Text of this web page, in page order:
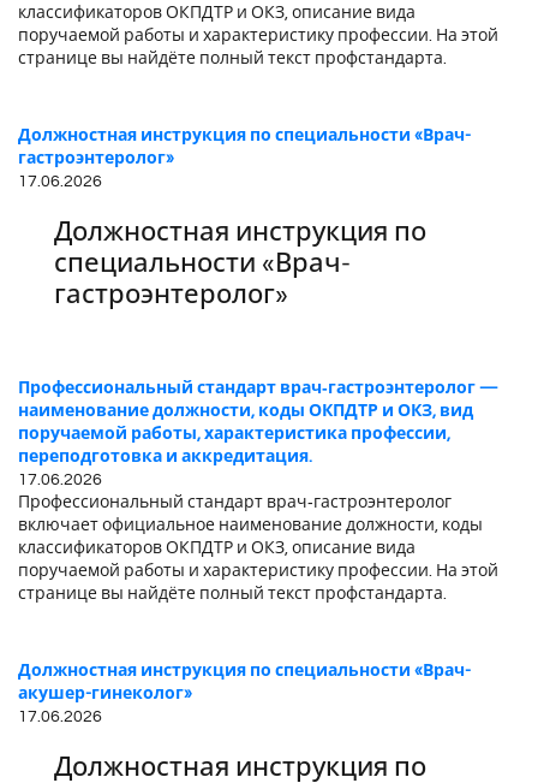
классификаторов ОКПДТР и ОКЗ, описание вида
поручаемой работы и характеристику профессии. На этой
странице вы найдёте полный текст профстандарта.
Должностная инструкция по специальности «Врач-
гастроэнтеролог»
17.06.2026
Должностная инструкция по
специальности «Врач-
гастроэнтеролог»
Профессиональный стандарт врач‑гастроэнтеролог —
наименование должности, коды ОКПДТР и ОКЗ, вид
поручаемой работы, характеристика профессии,
переподготовка и аккредитация.
17.06.2026
Профессиональный стандарт врач‑гастроэнтеролог
включает официальное наименование должности, коды
классификаторов ОКПДТР и ОКЗ, описание вида
поручаемой работы и характеристику профессии. На этой
странице вы найдёте полный текст профстандарта.
Должностная инструкция по специальности «Врач-
акушер-гинеколог»
17.06.2026
Должностная инструкция по